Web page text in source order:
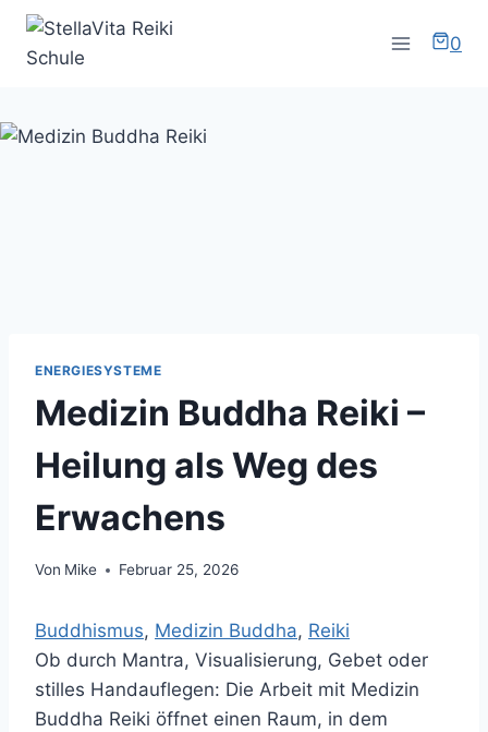
Zum
springen
0
ENERGIESYSTEME
Medizin Buddha Reiki –
Heilung als Weg des
Erwachens
Von Mike Februar 25, 2026
Buddhismus, Medizin Buddha, Reiki
Ob durch Mantra, Visualisierung, Gebet oder
stilles Handauflegen: Die Arbeit mit Medizin
Buddha Reiki öffnet einen Raum, in dem